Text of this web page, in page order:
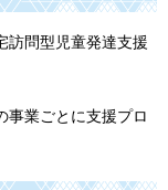
訪問型児童発達支援
事業ごとに支援プロ